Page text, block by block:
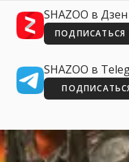
SHAZOO в Дзен
ПОДПИСАТЬСЯ
SHAZOO в